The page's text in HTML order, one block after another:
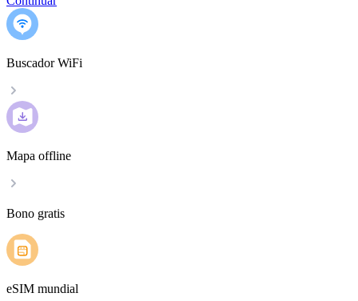
Buscador WiFi
Mapa offline
Bono gratis
eSIM mundial